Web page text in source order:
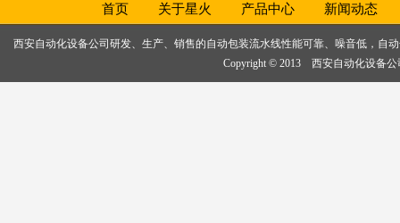
首页 关于星火 产品中心 新闻动态
西安自动化设备公司研发、生产、销售的自动包装流水线性能可靠、噪音低， 自
Copyright © 2013 西安自动化设备